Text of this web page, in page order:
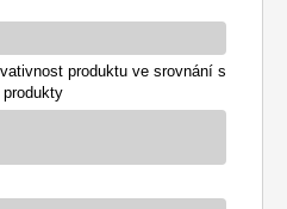
produktu ve srovnání s